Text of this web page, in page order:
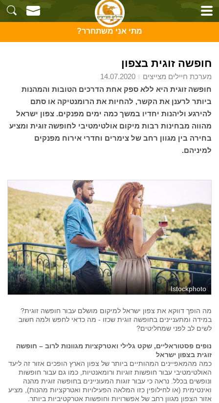
מתי אני משתחרר?
חופשה זוגית בצפון
מערכת חיילים מצייצים
חופשה זוגית היא ללא ספק אחת הדרכים הטובות והמהנות
ביותר לרענן את הקשר, להחיות את הרומנטיקה או סתם
להירגע וליהנות יחדיו במשך כמה ימים מפנקים. צפון ישראל
מהווה מבחינות רבות מיקום אולטימטיבי לחופשה זוגית ומציע
בחירה בין מגוון רחב של צימרים וחדרי אירוח מפנקים
למיניהם.
Istockphoto
מה הופך דווקא את צפון ישראל למיקום מושלם עבור חופשה זוגית?
במידה ומתעניינים בחופשה זוגית שכזו - מה כדאי לחפש ולמה חשוב
לשים לב לפני שמחליטים?
נופים פסטוראליים, שקט גלילי ואטרקציות מגוונות לרוב – חופשה
זוגית בצפון ישראל
כמה מהמאפיינים המהותיים ביותר של צפון הארץ הופכים אזור זה ליעד
האולטימטיבי עבור חופשות זוגיות ורומאנטיות, כמו גם עבור חופשות
ונופשים בכלל. נראה כי עבור זוגות המעוניינים בחופשה זוגית מהנה
ואינטימית (או לחילופין כזו המלאה הפעילויות ואטרקציות מהנות), מציע
אזור הצפון מגוון רחב של אפשרויות וחופשות אטרקטיביות ביותר.